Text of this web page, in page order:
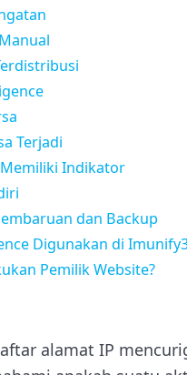
Terjadi
Indikator
dan Backup
Digunakan di
Pemilik Website?
alamat IP